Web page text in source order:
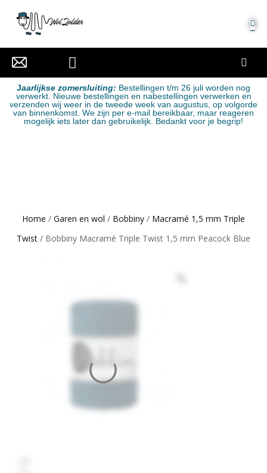
Jaarlijkse zomersluiting: Bestellingen t/m 26 juli worden nog
verwerkt. Nieuwe bestellingen en nabestellingen verwerken en
verzenden wij weer in de tweede week van augustus, op volgorde
van binnenkomst. We zijn per e-mail bereikbaar, maar reageren
mogelijk iets later dan gebruikelijk. Bedankt voor je begrip!
Home / Garen en wol / Bobbiny / Macramé 1,5 mm Triple
Twist / Bobbiny Macramé Triple Twist 1,5 mm Peacock Blue